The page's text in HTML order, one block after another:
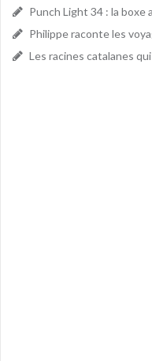
Punch Light 34 : la boxe
Philippe raconte les
Les racines catalanes